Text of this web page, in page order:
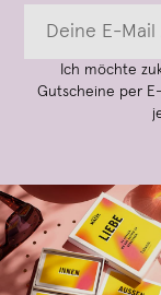
Ich möchte
Gutscheine per